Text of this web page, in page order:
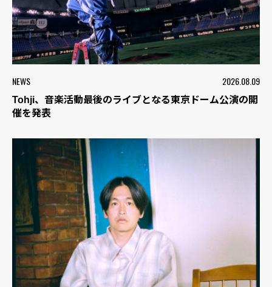
NEWS 2026.08.09
Tohji、音楽活動最後のライブとなる東京ドーム公演の開
催を発表